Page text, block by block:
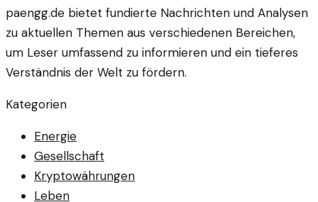
paengg.de bietet fundierte Nachrichten und Analysen
zu aktuellen Themen aus verschiedenen Bereichen,
um Leser umfassend zu informieren und ein tieferes
Verständnis der Welt zu fördern.
Kategorien
Energie
Gesellschaft
Kryptowährungen
Leben